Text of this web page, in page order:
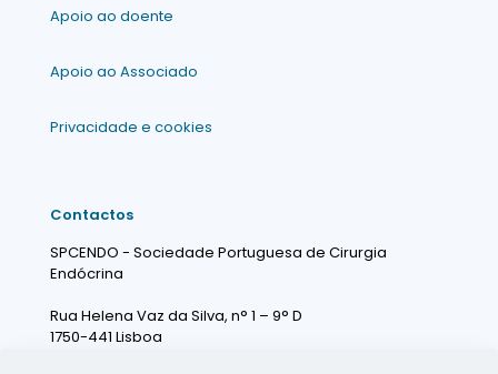
Apoio ao doente
Apoio ao Associado
Privacidade e cookies
Contactos
SPCENDO - Sociedade Portuguesa de Cirurgia
Endócrina
Rua Helena Vaz da Silva, n° 1 – 9° D
1750-441 Lisboa